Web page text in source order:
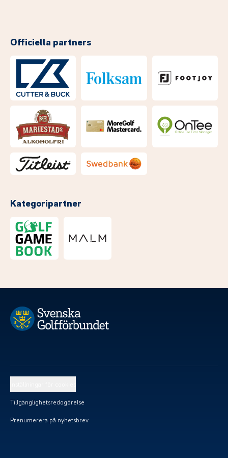
Officiella partners
Kategoripartner
Tillgänglighetsredogörelse
Prenumerera på nyhetsbrev